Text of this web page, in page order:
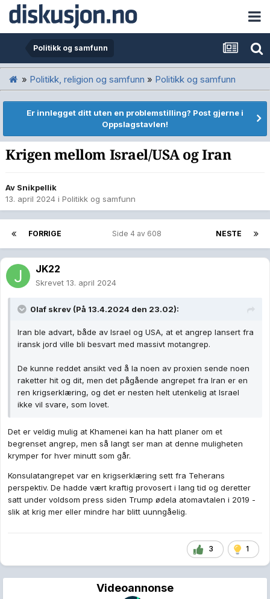
Politikk og samfunn
» Politikk, religion og samfunn » Politikk og samfunn
Er innlegget ditt uten en problemstilling? Post gjerne i
Oppslagstavlen!
Krigen mellom Israel/USA og Iran
Av Snikpellik
13. april 2024 i Politikk og samfunn
FORRIGE NESTE
Side 4 av 608
JK22
Skrevet 13. april 2024
0laf skrev (På 13.4.2024 den 23.02):
Iran ble advart, både av Israel og USA, at et angrep lansert fra
iransk jord ville bli besvart med massivt motangrep.
De kunne reddet ansikt ved å la noen av proxien sende noen
raketter hit og dit, men det pågående angrepet fra Iran er en
ren krigserklæring, og det er nesten helt utenkelig at Israel
ikke vil svare, som lovet.
Det er veldig mulig at Khamenei kan ha hatt planer om et
begrenset angrep, men så langt ser man at denne muligheten
krymper for hver minutt som går.
Konsulatangrepet var en krigserklæring sett fra Teherans
perspektiv. De hadde vært kraftig provosert i lang tid og deretter
satt under voldsom press siden Trump ødela atomavtalen i 2019 -
slik at krig mer eller mindre har blitt uunngåelig.
3 1
Videoannonse